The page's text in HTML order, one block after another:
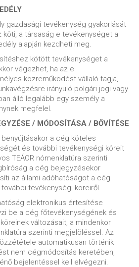
gazdasági tevékenység gyakorlását
köti, a társaság e tevékenységet a
alapján kezdheti meg.
kötött tevékenységet a
végezhet, ha az e
közreműködést vállaló tagja,
irányuló polgári jogi vagy
álló legalább egy személy a
megfelel.
/ MÓDOSÍTÁSA / BŐVÍTÉSE
a cég köteles
és további tevékenységi köreit
TEÁOR nómenklatúra szerinti
a cég bejegyzésekor
az állami adóhatóságot a cég
tevékenységi köreiről.
elektronikus értesítése
be a cég főtevékenységének és
változásait, a mindenkor
szerinti megjelöléssel. Az
automatikusan történik
nem cégmódosítás keretében,
bejelentéssel kell elvégezni.